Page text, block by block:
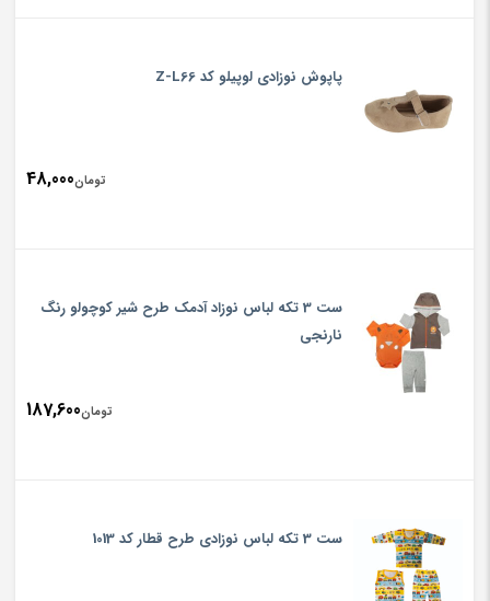
پاپوش نوزادی لوپیلو کد Z-L66
تومان48,000
ست 3 تکه لباس نوزاد آدمک طرح شیر کوچولو رنگ
نارنجی
تومان187,600
ست 3 تکه لباس نوزادی طرح قطار کد 1013